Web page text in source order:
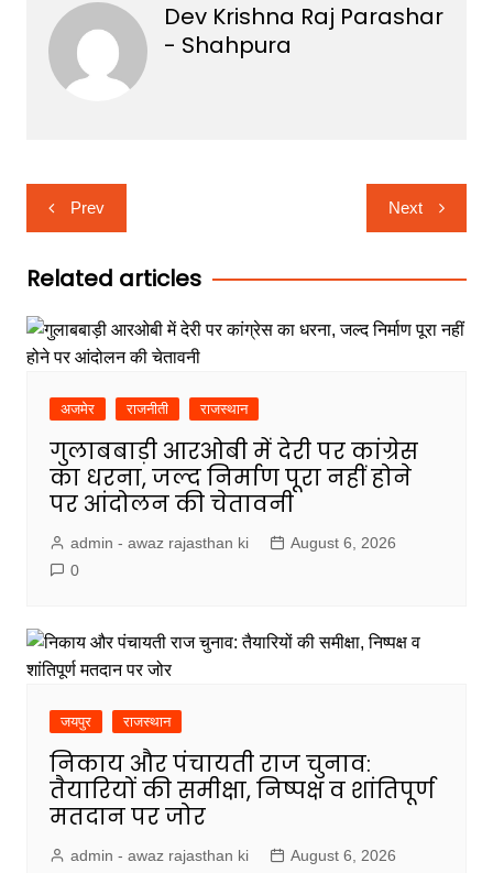
Dev Krishna Raj Parashar
- Shahpura
Post
navigation
Prev Next
Related articles
अजमेर राजनीती राजस्थान
गुलाबबाड़ी आरओबी में देरी पर कांग्रेस
का धरना, जल्द निर्माण पूरा नहीं होने
पर आंदोलन की चेतावनी
admin - awaz rajasthan ki
August 6, 2026
0
जयपुर राजस्थान
निकाय और पंचायती राज चुनाव:
तैयारियों की समीक्षा, निष्पक्ष व शांतिपूर्ण
मतदान पर जोर
admin - awaz rajasthan ki
August 6, 2026